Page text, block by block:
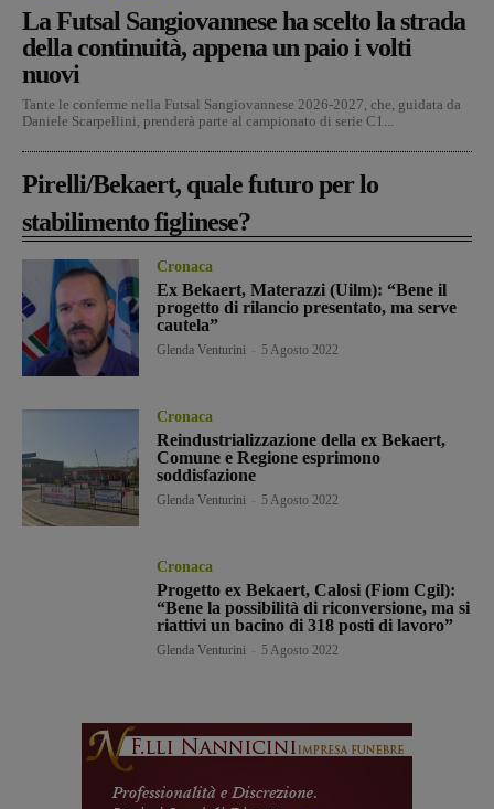
La Futsal Sangiovannese ha scelto la strada
della continuità, appena un paio i volti
nuovi
Tante le conferme nella Futsal Sangiovannese 2026-2027, che, guidata da
Daniele Scarpellini, prenderà parte al campionato di serie C1...
Pirelli/Bekaert, quale futuro per lo
stabilimento figlinese?
Cronaca
Ex Bekaert, Materazzi (Uilm): “Bene il
progetto di rilancio presentato, ma serve
cautela”
Glenda Venturini 5 Agosto 2022
Cronaca
Reindustrializzazione della ex Bekaert,
Comune e Regione esprimono
soddisfazione
Glenda Venturini 5 Agosto 2022
Cronaca
Progetto ex Bekaert, Calosi (Fiom Cgil):
“Bene la possibilità di riconversione, ma si
riattivi un bacino di 318 posti di lavoro”
Glenda Venturini 5 Agosto 2022